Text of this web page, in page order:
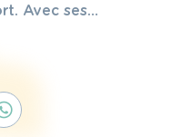
Avec ses
iconique, elle